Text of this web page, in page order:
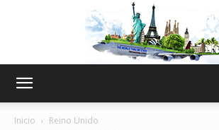
Inicio Reino Unido